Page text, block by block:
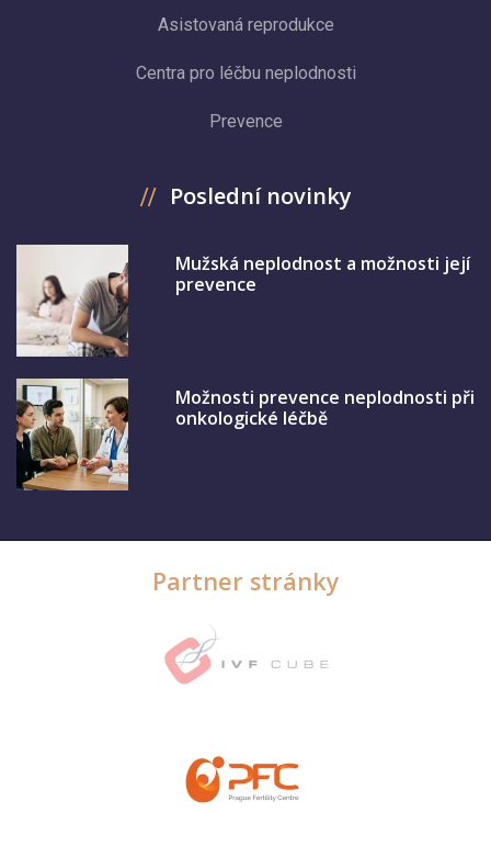
Asistovaná reprodukce
Centra pro léčbu neplodnosti
Prevence
Poslední novinky
Mužská neplodnost a možnosti její
prevence
Možnosti prevence neplodnosti při
onkologické léčbě
Partner stránky